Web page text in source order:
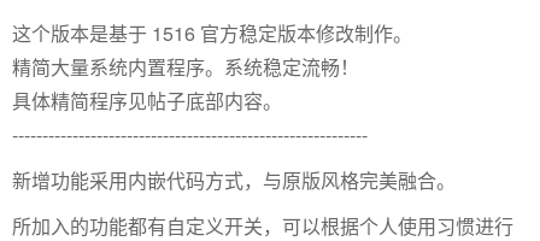
这个版本是基于 1516 官方稳定版本修改制作。
精简大量系统内置程序。系统稳定流畅！
具体精简程序见帖子底部内容。
-----------------------------------------------------------
新增功能采用内嵌代码方式，与原版风格完美融合。
所加入的功能都有自定义开关，可以根据个人使用习惯进行